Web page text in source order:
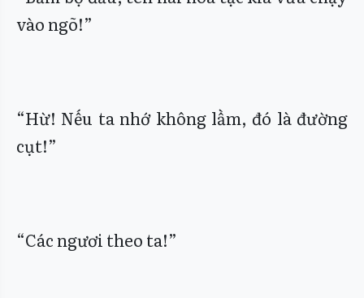
vào ngõ!”
“Hừ! Nếu ta nhớ không lầm, đó là đường
cụt!”
“Các ngươi theo ta!”